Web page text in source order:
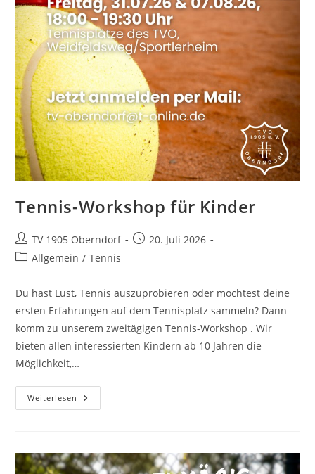
Tennis-Workshop für Kinder
TV 1905 Oberndorf
20. Juli 2026
Allgemein / Tennis
Du hast Lust, Tennis auszuprobieren oder möchtest deine
ersten Erfahrungen auf dem Tennisplatz sammeln? Dann
komm zu unserem zweitägigen Tennis-Workshop . Wir
bieten allen interessierten Kindern ab 10 Jahren die
Möglichkeit,…
Weiterlesen